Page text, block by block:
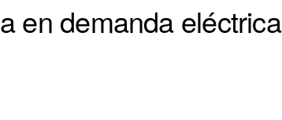
en demanda eléctrica